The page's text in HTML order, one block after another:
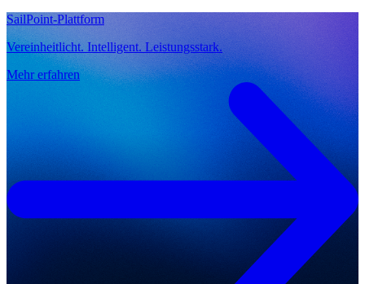
SailPoint-Plattform
Vereinheitlicht. Intelligent. Leistungsstark.
Mehr erfahren